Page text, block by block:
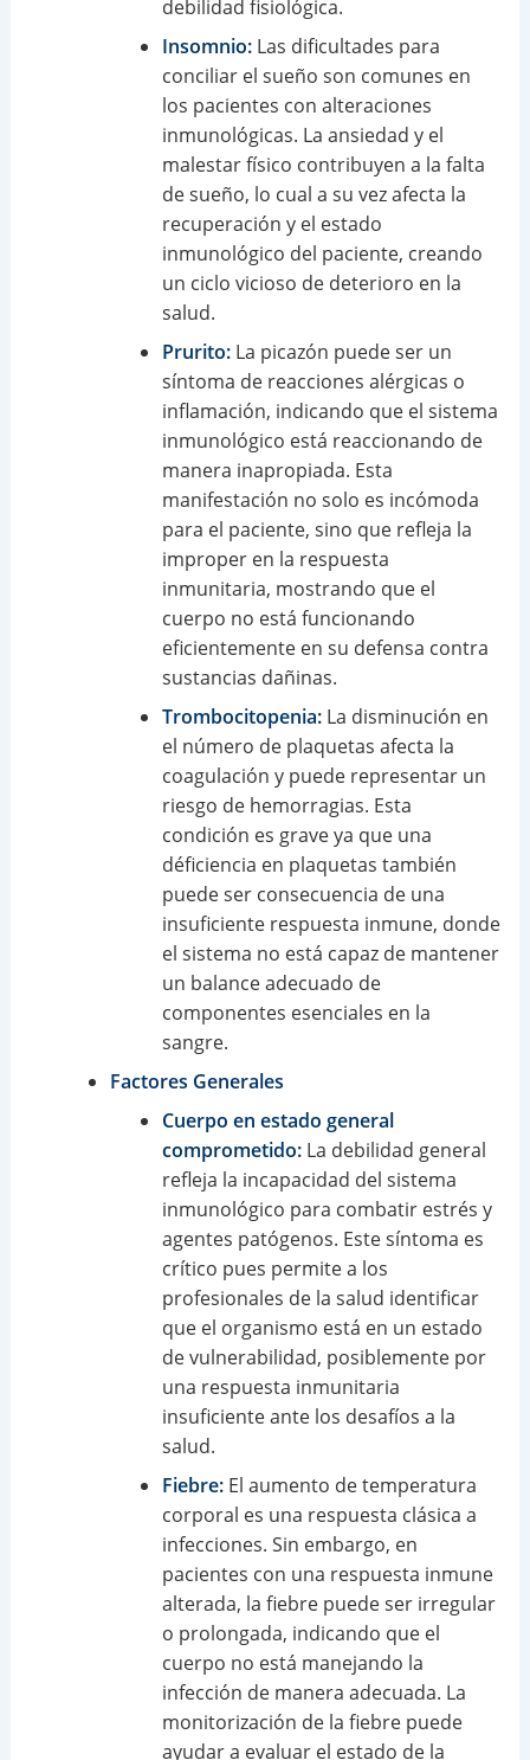
debilidad fisiológica.
Insomnio:Las dificultades para
conciliar el sueño son comunes en
los pacientes con alteraciones
inmunológicas. La ansiedad y el
malestar físico contribuyen a la falta
de sueño, lo cual a su vez afecta la
recuperación y el estado
inmunológico del paciente, creando
un ciclo vicioso de deterioro en la
salud.
Prurito:La picazón puede ser un
síntoma de reacciones alérgicas o
inflamación, indicando que el sistema
inmunológico está reaccionando de
manera inapropiada. Esta
manifestación no solo es incómoda
para el paciente, sino que refleja la
improper en la respuesta
inmunitaria, mostrando que el
cuerpo no está funcionando
eficientemente en su defensa contra
sustancias dañinas.
Trombocitopenia:La disminución en
el número de plaquetas afecta la
coagulación y puede representar un
riesgo de hemorragias. Esta
condición es grave ya que una
déficiencia en plaquetas también
puede ser consecuencia de una
insuficiente respuesta inmune, donde
el sistema no está capaz de mantener
un balance adecuado de
componentes esenciales en la
sangre.
Factores Generales
Cuerpo en estado general
comprometido:La debilidad general
refleja la incapacidad del sistema
inmunológico para combatir estrés y
agentes patógenos. Este síntoma es
crítico pues permite a los
profesionales de la salud identificar
que el organismo está en un estado
de vulnerabilidad, posiblemente por
una respuesta inmunitaria
insuficiente ante los desafíos a la
salud.
Fiebre:El aumento de temperatura
corporal es una respuesta clásica a
infecciones. Sin embargo, en
pacientes con una respuesta inmune
alterada, la fiebre puede ser irregular
o prolongada, indicando que el
cuerpo no está manejando la
infección de manera adecuada. La
monitorización de la fiebre puede
ayudar a evaluar el estado de la